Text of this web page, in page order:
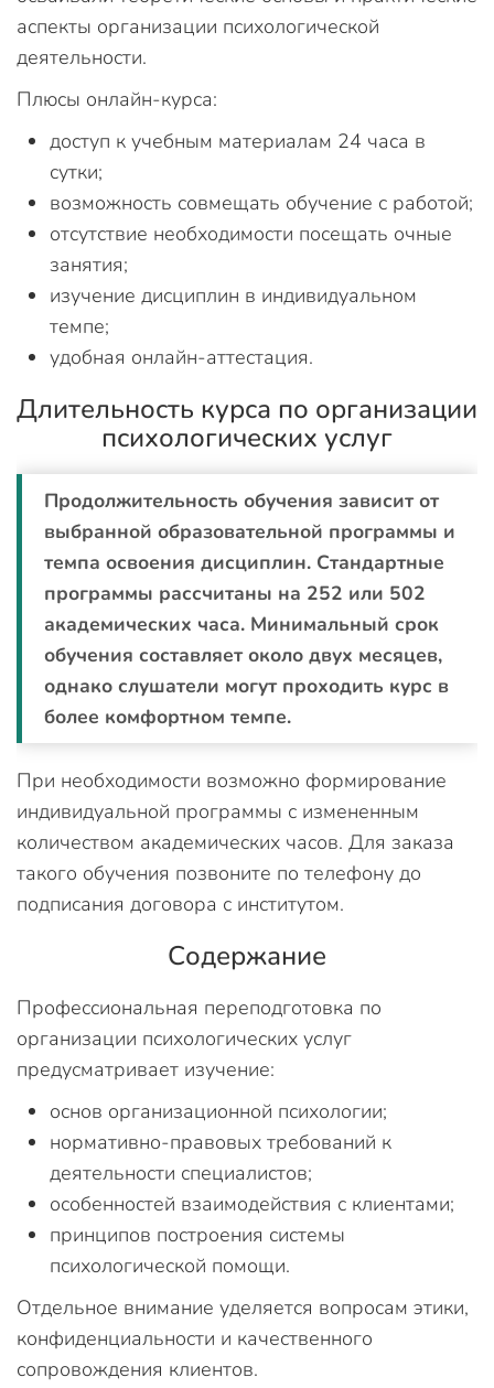
аспекты организации психологической
деятельности.
Плюсы онлайн-курса:
доступ к учебным материалам 24 часа в
сутки;
возможность совмещать обучение с работой;
отсутствие необходимости посещать очные
занятия;
изучение дисциплин в индивидуальном
темпе;
удобная онлайн-аттестация.
Длительность курса по организации
психологических услуг
Продолжительность обучения зависит от
выбранной образовательной программы и
темпа освоения дисциплин. Стандартные
программы рассчитаны на 252 или 502
академических часа. Минимальный срок
обучения составляет около двух месяцев,
однако слушатели могут проходить курс в
более комфортном темпе.
При необходимости возможно формирование
индивидуальной программы с измененным
количеством академических часов. Для заказа
такого обучения позвоните по телефону до
подписания договора с институтом.
Содержание
Профессиональная переподготовка по
организации психологических услуг
предусматривает изучение:
основ организационной психологии;
нормативно-правовых требований к
деятельности специалистов;
особенностей взаимодействия с клиентами;
принципов построения системы
психологической помощи.
Отдельное внимание уделяется вопросам этики,
конфиденциальности и качественного
сопровождения клиентов.